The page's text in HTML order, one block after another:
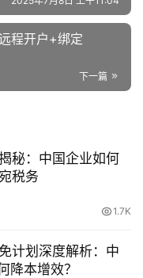
程开户+绑定
下一篇
秘：中国企业如何
税务
1.7K
计划深度解析：中
降本增效？